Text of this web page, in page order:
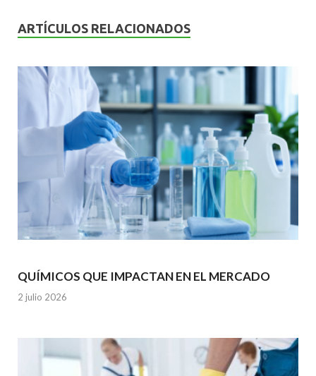
o
o
k
A
p
p
n
ARTÍCULOS RELACIONADOS
QUÍMICOS QUE IMPACTAN EN EL MERCADO
2 julio 2026